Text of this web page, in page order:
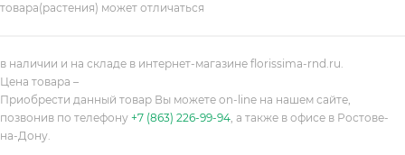
товара(растения) может отличаться
в наличии и на складе в интернет-магазине florissima-rnd.ru.
Цена товара –
Приобрести данный товар Вы можете on-line на нашем сайте,
позвонив по телефону +7 (863) 226-99-94, а также в офисе в Ростове-
на-Дону.